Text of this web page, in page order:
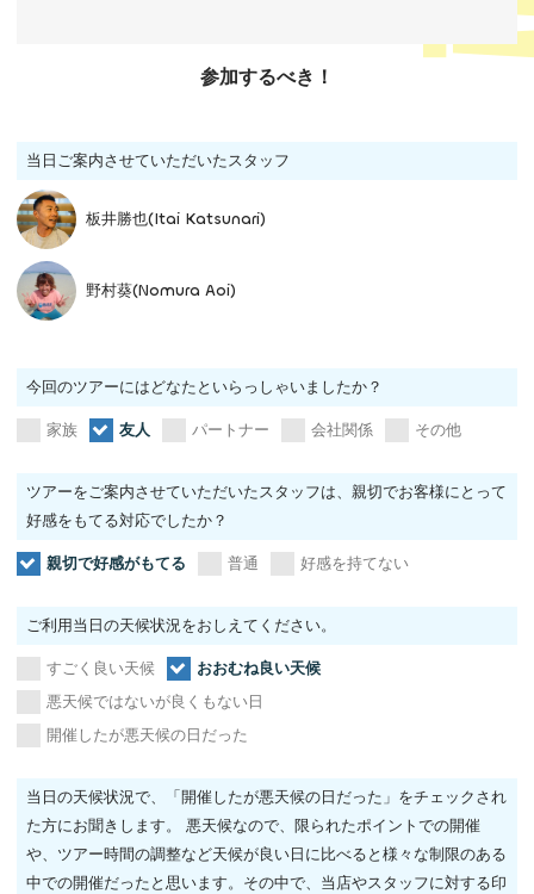
参加するべき！
当日ご案内させていただいたスタッフ
板井勝也(Itai Katsunari)
野村葵(Nomura Aoi)
今回のツアーにはどなたといらっしゃいましたか？
家族 友人 パートナー 会社関係 その他
ツアーをご案内させていただいたスタッフは、親切でお客様にとって
好感をもてる対応でしたか？
親切で好感がもてる 普通 好感を持てない
ご利用当日の天候状況をおしえてください。
すごく良い天候
おおむね良い天候
悪天候ではないが良くもない日
開催したが悪天候の日だった
当日の天候状況で、「開催したが悪天候の日だった」をチェックされ
た方にお聞きします。 悪天候なので、限られたポイントでの開催
や、ツアー時間の調整など天候が良い日に比べると様々な制限のある
中での開催だったと思います。その中で、当店やスタッフに対する印